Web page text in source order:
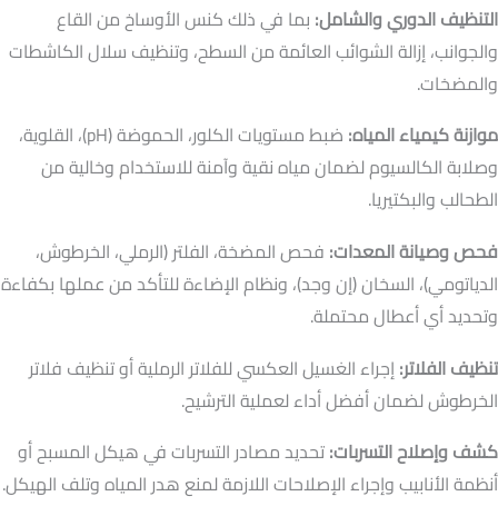
التنظيف الدوري والشامل: بما في ذلك كنس الأوساخ من القاع
والجوانب، إزالة الشوائب العائمة من السطح، وتنظيف سلال الكاشطات
والمضخات.
موازنة كيمياء المياه:
ضبط مستويات الكلور، الحموضة (pH)، القلوية،
وصلابة الكالسيوم لضمان مياه نقية وآمنة للاستخدام وخالية من
الطحالب والبكتيريا.
فحص وصيانة المعدات: فحص المضخة، الفلتر (الرملي، الخرطوش،
الدياتومي)، السخان (إن وجد)، ونظام الإضاءة للتأكد من عملها بكفاءة
وتحديد أي أعطال محتملة.
تنظيف الفلاتر:إجراء الغسيل العكسي للفلاتر الرملية أو تنظيف فلاتر
الخرطوش لضمان أفضل أداء لعملية الترشيح.
كشف وإصلاح التسربات:تحديد مصادر التسربات في هيكل المسبح أو
أنظمة الأنابيب وإجراء الإصلاحات اللازمة لمنع هدر المياه وتلف الهيكل.